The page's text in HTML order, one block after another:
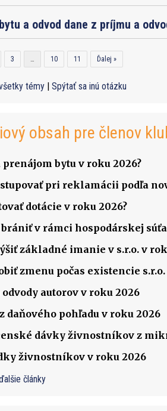
a odvod dane z príjmu a
3 … 10 11 Ďalej »
témy Spýtať sa inú otázku
obsah pre členov
prenájom bytu v roku 2026?
pri reklamácii podľa
dotácie v roku 2026?
v rámci hospodárskej
základné imanie v s.r.o. v
zmenu počas existencie s.r.o.
odvody autorov v roku 2026
daňového pohľadu v roku 2026
dávky živnostníkov z
živnostníkov v roku 2026
články